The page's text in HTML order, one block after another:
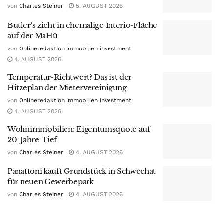
von Charles Steiner 5. AUGUST 2026
Butler’s zieht in ehemalige Interio-Fläche
auf der MaHü
von Onlineredaktion immobilien investment
4. AUGUST 2026
Temperatur-Richtwert? Das ist der
Hitzeplan der Mietervereinigung
von Onlineredaktion immobilien investment
4. AUGUST 2026
Wohnimmobilien: Eigentumsquote auf
20-Jahre-Tief
von Charles Steiner 4. AUGUST 2026
Panattoni kauft Grundstück in Schwechat
für neuen Gewerbepark
von Charles Steiner 4. AUGUST 2026